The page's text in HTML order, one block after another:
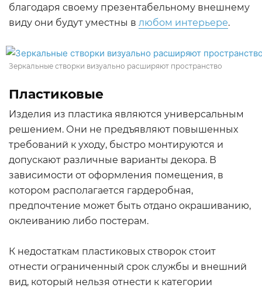
благодаря своему презентабельному внешнему
виду они будут уместны в любом интерьере.
Зеркальные створки визуально расширяют пространство
Пластиковые
Изделия из пластика являются универсальным
решением. Они не предъявляют повышенных
требований к уходу, быстро монтируются и
допускают различные варианты декора. В
зависимости от оформления помещения, в
котором располагается гардеробная,
предпочтение может быть отдано окрашиванию,
оклеиванию либо постерам.
К недостаткам пластиковых створок стоит
отнести ограниченный срок службы и внешний
вид, который нельзя отнести к категории